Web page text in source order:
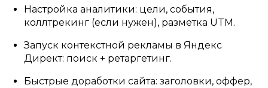
Настройка аналитики: цели, события,
коллтрекинг (если нужен), разметка UTM.
Запуск контекстной рекламы в Яндекс
Директ: поиск + ретаргетинг.
Быстрые доработки сайта: заголовки, оффер,